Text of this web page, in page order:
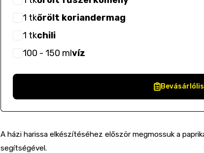
1 tkőrölt koriandermag
1 tkchili
100 - 150 mlvíz
A házi harissa elkészítéséhez először megmossuk a
segítségével.